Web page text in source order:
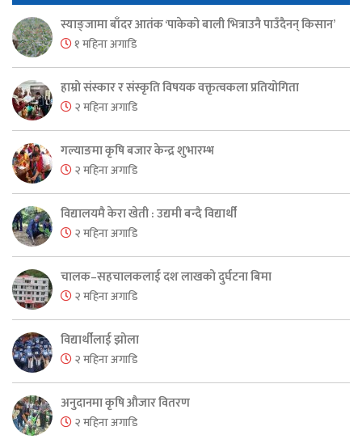
स्याङ्जामा बाँदर आतंक ‘पाकेको बाली भित्राउनै पाउँदैनन् किसान’
१ महिना अगाडि
हाम्रो संस्कार र संस्कृति विषयक वक्तृत्वकला प्रतियोगिता
२ महिना अगाडि
गल्याङमा कृषि बजार केन्द्र शुभारम्भ
२ महिना अगाडि
विद्यालयमै केरा खेती : उद्यमी बन्दै विद्यार्थी
२ महिना अगाडि
चालक–सहचालकलाई दश लाखको दुर्घटना बिमा
२ महिना अगाडि
विद्यार्थीलाई झोला
२ महिना अगाडि
अनुदानमा कृषि औजार वितरण
२ महिना अगाडि